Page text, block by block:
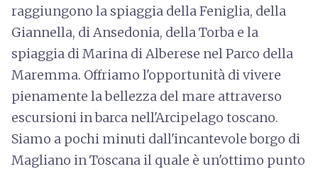
raggiungono la spiaggia della Feniglia, della
Giannella, di Ansedonia, della Torba e la
spiaggia di Marina di Alberese nel Parco della
Maremma. Offriamo l'opportunità di vivere
pienamente la bellezza del mare attraverso
escursioni in barca nell'Arcipelago toscano.
Siamo a pochi minuti dall'incantevole borgo di
Magliano in Toscana il quale è un'ottimo punto